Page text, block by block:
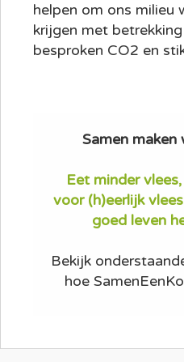
helpen om ons milieu
krijgen met
besproken CO2 en
Samen maken
Eet minder
voor (h)eerlijk
goed leven
Bekijk
hoe